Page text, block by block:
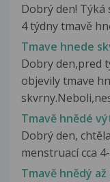
Dobrý den! Týká
4 týdny tmavě
Tmave hnede
Dobry den,pred
objevily tmave
Tmavě hnědé
Dobrý den,
menstruací cca
Tmavě hnědý